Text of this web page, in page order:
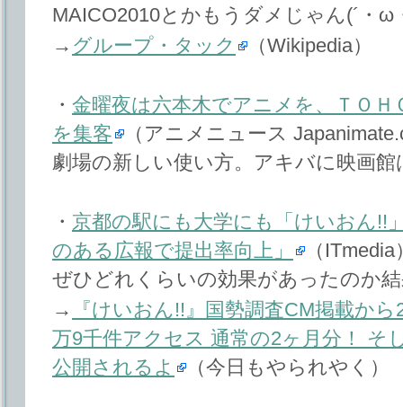
MAICO2010とかもうダメじゃん(´・ω
→ グループ・タック （Wikipedia）
・ 金曜夜は六本木でアニメを、ＴＯ
を集客
（アニメニュース
劇場の新しい使い方。アキバに映画
・ 京都の駅にも大学にも「けいおん!!
のある広報で提出率向上」
（ITmedia
ぜひどれくらいの効果があったのか
→
『けいおん!!』国勢調査CM掲載か
万9千件アクセス 通常の2ヶ月分！ そ
公開されるよ
（今日もやられやく）